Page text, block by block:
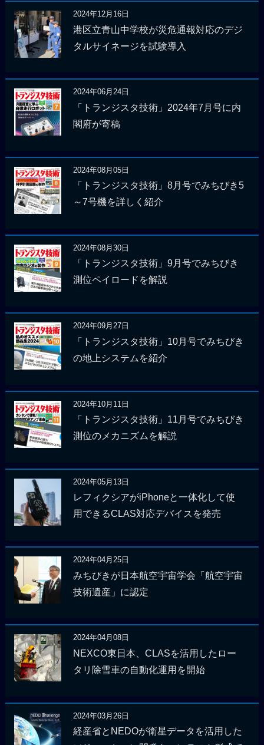
2024年12月16日
港区立青山中学校が災危通報対応のデジ
タルサイネージを試験導入
2024年06月24日
「トランジスタ技術」2024年7月号に内
閣府が寄稿
2024年08月05日
「トランジスタ技術」8月号でみちびき5
～7号機を詳しく紹介
2024年08月30日
「トランジスタ技術」9月号でみちびき
測位ペイロードを解説
2024年09月27日
「トランジスタ技術」10月号でみちびき
の地上システムを紹介
2024年10月11日
「トランジスタ技術」11月号でみちびき
測位のメカニズムを解説
2024年05月13日
レフィクシアがiPhoneと一体化して使
用できるCLAS対応デバイスを発売
2024年04月25日
みちびきが日本航空宇宙学会「航空宇宙
技術遺産」に認定
2024年04月08日
NEXCO東日本、CLASを活用したロー
タリ除雪車の自動化運用を開始
2024年03月26日
経産省とNEDOが衛星データを活用した